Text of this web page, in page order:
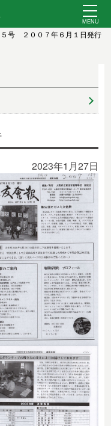
５号 ２００７年６月１日発行
2023年1月27日